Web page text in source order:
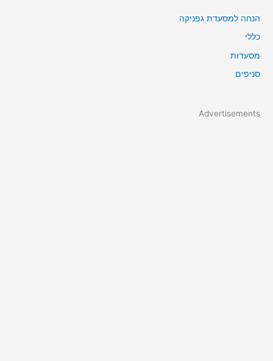
הנחה למסעדת גפניקה
כללי
מסעדות
סניפים
Advertisements